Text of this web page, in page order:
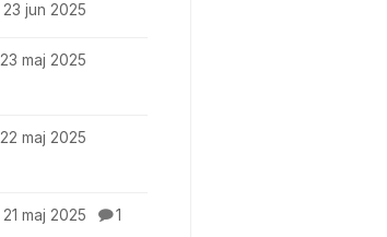
23 jun 2025
23 maj 2025
22 maj 2025
21 maj 2025 1